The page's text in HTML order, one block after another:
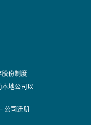
份制度
地公司以
公司迁册